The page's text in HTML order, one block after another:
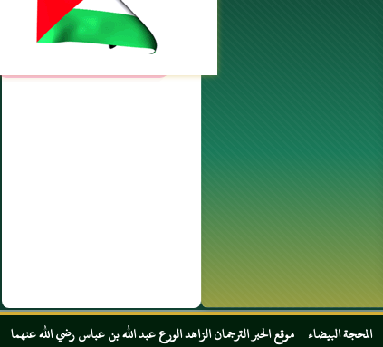
الحبر الترجمان الزاهد الورع عبد الله بن عباس رضي الله عنهما